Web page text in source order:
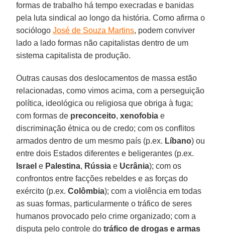
formas de trabalho há tempo execradas e banidas
pela luta sindical ao longo da história. Como afirma o
sociólogoJosé de Souza Martins, podem conviver
lado a lado formas não capitalistas dentro de um
sistema capitalista de produção.
Outras causas dos deslocamentos de massa estão
relacionadas, como vimos acima, com a perseguição
política, ideológica ou religiosa que obriga à fuga;
com formas de preconceito,xenofobia e
discriminação étnica ou de credo; com os conflitos
armados dentro de um mesmo país (p.ex. Líbano) ou
entre dois Estados diferentes e beligerantes (p.ex.
Israel e Palestina, Rússia e Ucrânia); com os
confrontos entre facções rebeldes e as forças do
exército (p.ex.Colômbia); com a violência em todas
as suas formas, particularmente o tráfico de seres
humanos provocado pelo crime organizado; com a
disputa pelo controle dotráfico de drogas e armas